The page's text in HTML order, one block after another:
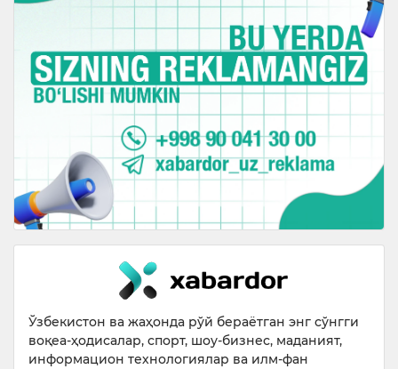
Ўзбекистон ва жаҳонда рўй бераётган энг сўнгги
воқеа-ҳодисалар, спорт, шоу-бизнес, маданият,
информацион технологиялар ва илм-фан